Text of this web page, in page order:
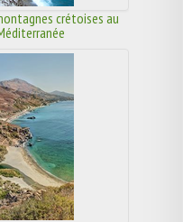
crétoises au